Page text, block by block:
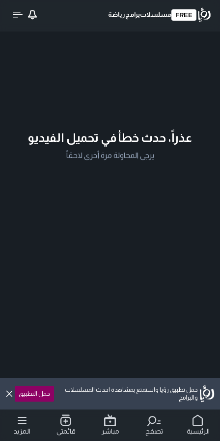
FREE مسلسلاتبرامج رياضة
عذراً، حدث خطأ في تحميل الفيديو
يرجى المحاولة مرة أخرى لاحقاً
حمل تطبيق رؤيا واستمتع بمشاهدة احدث المسلسلات
والبرامج
حمل التطبيق
الرئيسية تصفح مباشر قائمتي المزيد